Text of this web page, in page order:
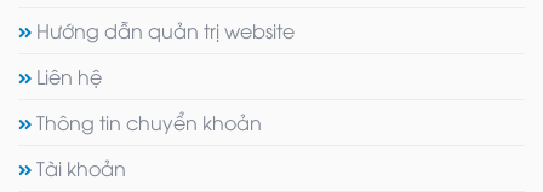
Hướng dẫn quản trị website
Liên hệ
Thông tin chuyển khoản
Tài khoản